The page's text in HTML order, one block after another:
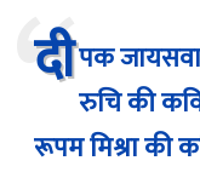
दीपक
रुचि की
रूपम मिश्रा की